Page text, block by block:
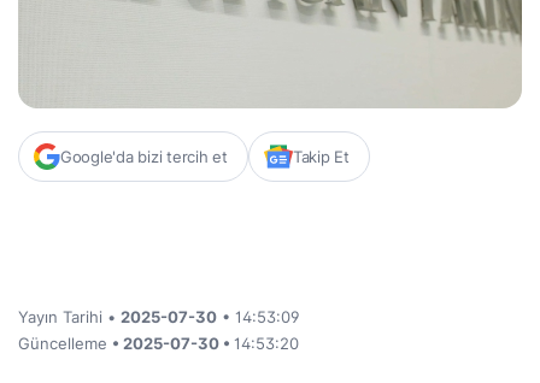
Google'da bizi tercih et Takip Et
Yayın Tarihi • 2025-07-30 • 14:53:09
Güncelleme • 2025-07-30 • 14:53:20